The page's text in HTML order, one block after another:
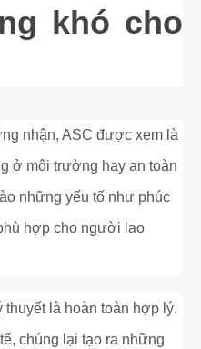
khó cho
nhận, ASC được xem là
ở môi trường hay an toàn
những yếu tố như phúc
hợp cho người lao
thuyết là hoàn toàn hợp lý.
chúng lại tạo ra những